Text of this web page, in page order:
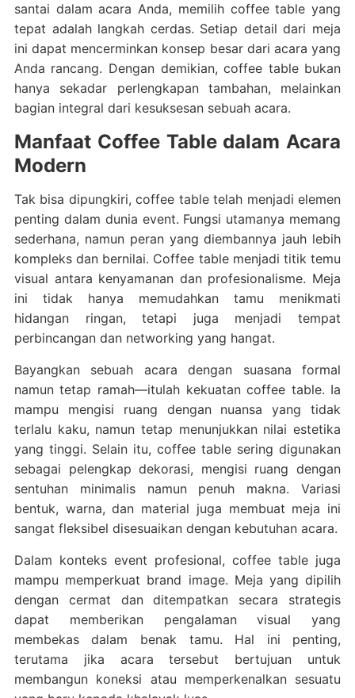
santai dalam acara Anda, memilih coffee table yang
tepat adalah langkah cerdas. Setiap detail dari meja
ini dapat mencerminkan konsep besar dari acara yang
Anda rancang. Dengan demikian, coffee table bukan
hanya sekadar perlengkapan tambahan, melainkan
bagian integral dari kesuksesan sebuah acara.
Manfaat Coffee Table dalam Acara
Modern
Tak bisa dipungkiri, coffee table telah menjadi elemen
penting dalam dunia event. Fungsi utamanya memang
sederhana, namun peran yang diembannya jauh lebih
kompleks dan bernilai. Coffee table menjadi titik temu
visual antara kenyamanan dan profesionalisme. Meja
ini tidak hanya memudahkan tamu menikmati
hidangan ringan, tetapi juga menjadi tempat
perbincangan dan networking yang hangat.
Bayangkan sebuah acara dengan suasana formal
namun tetap ramah—itulah kekuatan coffee table. Ia
mampu mengisi ruang dengan nuansa yang tidak
terlalu kaku, namun tetap menunjukkan nilai estetika
yang tinggi. Selain itu, coffee table sering digunakan
sebagai pelengkap dekorasi, mengisi ruang dengan
sentuhan minimalis namun penuh makna. Variasi
bentuk, warna, dan material juga membuat meja ini
sangat fleksibel disesuaikan dengan kebutuhan acara.
Dalam konteks event profesional, coffee table juga
mampu memperkuat brand image. Meja yang dipilih
dengan cermat dan ditempatkan secara strategis
dapat memberikan pengalaman visual yang
membekas dalam benak tamu. Hal ini penting,
terutama jika acara tersebut bertujuan untuk
membangun koneksi atau memperkenalkan sesuatu